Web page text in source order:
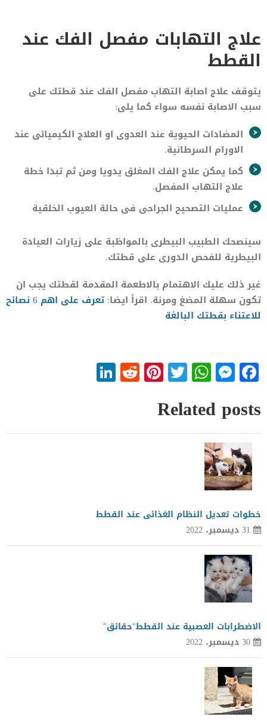
علاج التهابات مفصل الفك عند
القطط
يتوقف علاج اصابة التهاب مفصل الفك عند قطتك على
سبب الاصابة نفسه سواء كما يلى:
المضادات الحيوية عند العدوى او العلاج الكيميائى عند
الاورام السرطانية.
كما يمكن علاج الفك المغلق يدويا ومن ثم تبدا خطة
علاج التهاب المفصل.
عمليات التصحيح الجراحى فى حالة العيوب الخلقية
سينصحك الطبيب البيطرى بالمواظبة على زيارات العيادة
البيطرية للفحص الدورى على قطتك.
غير ذلك عليك الاهتمام بالاطعمة المقدمة لقطتك يجب ان
تكون سهلة المضغ ومرنة. اقرأ ايضا:
تعرف على اهم 6 نصائح
للاعتناء بقطتك البالغة
Facebook
Messenger
WhatsApp
Twitter
Pinterest
Reddit
Related posts
خطوات تعديل النظام الغذائى عند القطط
31 ديسمبر، 2022
الاضطرابات العصبية عند القطط"حقائق"
30 ديسمبر، 2022